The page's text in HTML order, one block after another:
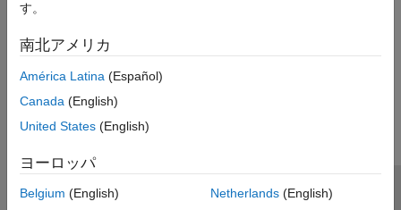
す。
南北アメリカ
América Latina (Español)
Canada (English)
United States (English)
ヨーロッパ
Belgium (English)
Netherlands(English)
トラストセンター
プライバシー ポリシー